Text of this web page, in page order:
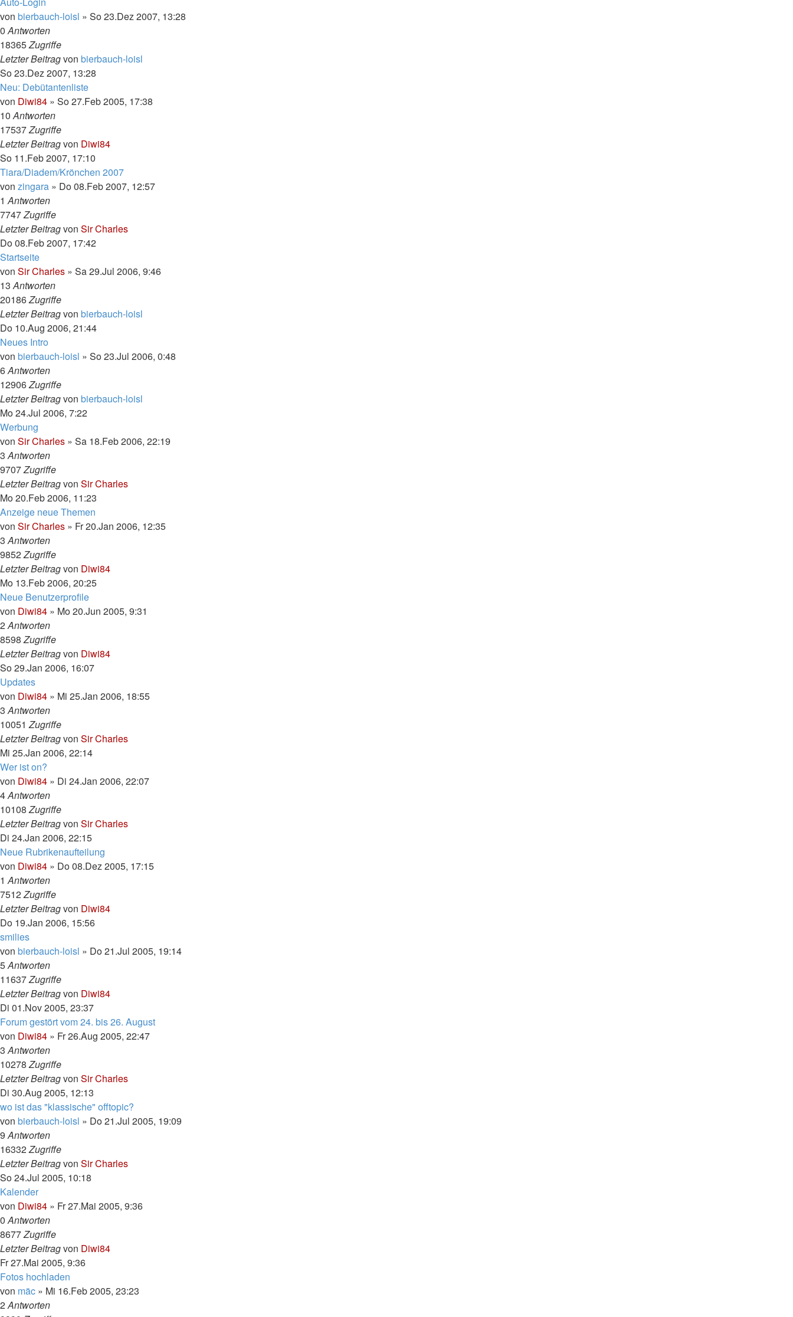
von bierbauch-loisl » So 23.Dez 2007, 13:28
0Antworten
18365Zugriffe
Letzter Beitragvon bierbauch-loisl
So 23.Dez 2007, 13:28
Neu: Debütantenliste
von Diwi84 » So 27.Feb 2005, 17:38
10Antworten
17537Zugriffe
Letzter Beitragvon Diwi84
So 11.Feb 2007, 17:10
Tiara/Diadem/Krönchen 2007
von zingara » Do 08.Feb 2007, 12:57
1Antworten
7747Zugriffe
Letzter Beitragvon Sir Charles
Do 08.Feb 2007, 17:42
Startseite
von Sir Charles » Sa 29.Jul 2006, 9:46
13Antworten
20186Zugriffe
Letzter Beitragvon bierbauch-loisl
Do 10.Aug 2006, 21:44
Neues Intro
von bierbauch-loisl » So 23.Jul 2006, 0:48
6Antworten
12906Zugriffe
Letzter Beitragvon bierbauch-loisl
Mo 24.Jul 2006, 7:22
Werbung
von Sir Charles » Sa 18.Feb 2006, 22:19
3Antworten
9707Zugriffe
Letzter Beitragvon Sir Charles
Mo 20.Feb 2006, 11:23
Anzeige neue Themen
von Sir Charles » Fr 20.Jan 2006, 12:35
3Antworten
9852Zugriffe
Letzter Beitragvon Diwi84
Mo 13.Feb 2006, 20:25
Neue Benutzerprofile
von Diwi84 » Mo 20.Jun 2005, 9:31
2Antworten
8598Zugriffe
Letzter Beitragvon Diwi84
So 29.Jan 2006, 16:07
Updates
von Diwi84 » Mi 25.Jan 2006, 18:55
3Antworten
10051Zugriffe
Letzter Beitragvon Sir Charles
Mi 25.Jan 2006, 22:14
Wer ist on?
von Diwi84 » Di 24.Jan 2006, 22:07
4Antworten
10108Zugriffe
Letzter Beitragvon Sir Charles
Di 24.Jan 2006, 22:15
Neue Rubrikenaufteilung
von Diwi84 » Do 08.Dez 2005, 17:15
1Antworten
7512Zugriffe
Letzter Beitragvon Diwi84
Do 19.Jan 2006, 15:56
smilies
von bierbauch-loisl » Do 21.Jul 2005, 19:14
5Antworten
11637Zugriffe
Letzter Beitragvon Diwi84
Di 01.Nov 2005, 23:37
Forum gestört vom 24. bis 26. August
von Diwi84 » Fr 26.Aug 2005, 22:47
3Antworten
10278Zugriffe
Letzter Beitragvon Sir Charles
Di 30.Aug 2005, 12:13
wo ist das "klassische" offtopic?
von bierbauch-loisl » Do 21.Jul 2005, 19:09
9Antworten
16332Zugriffe
Letzter Beitragvon Sir Charles
So 24.Jul 2005, 10:18
Kalender
von Diwi84 » Fr 27.Mai 2005, 9:36
0Antworten
8677Zugriffe
Letzter Beitragvon Diwi84
Fr 27.Mai 2005, 9:36
Fotos hochladen
von mäc » Mi 16.Feb 2005, 23:23
2Antworten